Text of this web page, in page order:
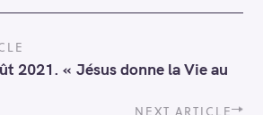
2021. « Jésus donne la Vie au
NEXT ARTICLE